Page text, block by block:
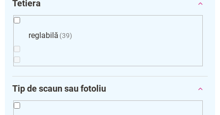
Tetiera
reglabilă 39
Tip de scaun sau fotoliu